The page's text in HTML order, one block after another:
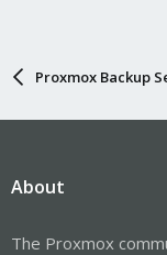
Proxmox Backup
About
The Proxmox